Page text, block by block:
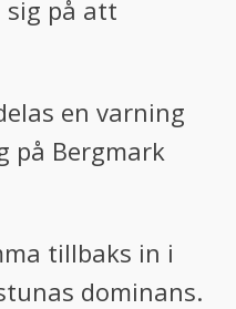
sig på att
en varning
på Bergmark
tillbaks in i
dominans.